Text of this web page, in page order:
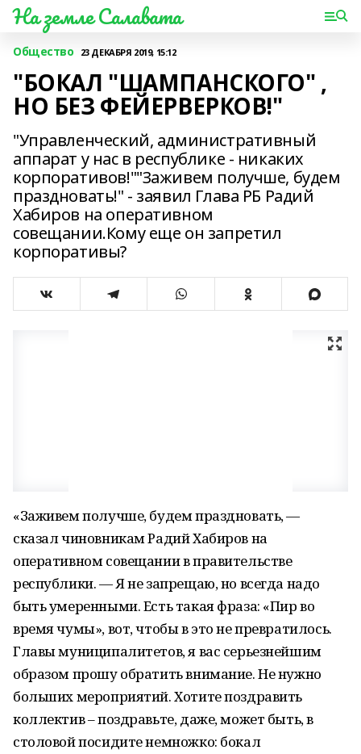
На земле Салавата
Общество 23 ДЕКАБРЯ 2019, 15:12
"БОКАЛ "ШАМПАНСКОГО" ,
НО БЕЗ ФЕЙЕРВЕРКОВ!"
"Управленческий, административный
аппарат у нас в республике - никаких
корпоративов!""Заживем получше, будем
праздновать!" - заявил Глава РБ Радий
Хабиров на оперативном
совещании.Кому еще он запретил
корпоративы?
«Заживем получше, будем праздновать, —
сказал чиновникам Радий Хабиров на
оперативном совещании в правительстве
республики. — Я не запрещаю, но всегда надо
быть умеренными. Есть такая фраза: «Пир во
время чумы», вот, чтобы в это не превратилось.
Главы муниципалитетов, я вас серьезнейшим
образом прошу обратить внимание. Не нужно
больших мероприятий. Хотите поздравить
коллектив – поздравьте, даже, может быть, в
столовой посидите немножко: бокал